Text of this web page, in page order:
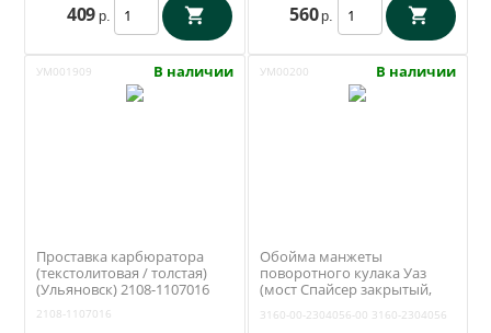
409 р. 560 р.
УМ001909 В наличии
Проставка карбюратора
(текстолитовая / толстая)
(Ульяновск) 2108-1107016
2108-1107016
УМ00200 В наличии
Обойма манжеты
поворотного кулака Уаз
(мост Спайсер закрытый,
УАЗ) 3160-00-2304056-00
3160-00-2304056-00 3160-2304056